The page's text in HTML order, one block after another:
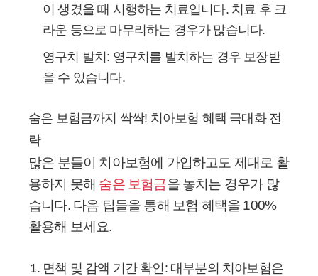
이 생겼을 때 시행하는 치료입니다. 치료 후 크
라운 등으로 마무리하는 경우가 많습니다.
영구치 발치: 영구치를 발치하는 경우 보장받
을 수 있습니다.
숨은 보험금까지 싹싹! 치아보험 혜택 극대화 전
략
많은 분들이 치아보험에 가입하고도 제대로 활
용하지 못해 숨은 보험금을 놓치는 경우가 많
습니다. 다음 팁들을 통해 보험 혜택을 100%
활용해 보세요.
면책 및 감액 기간 확인:대부분의 치아보험은